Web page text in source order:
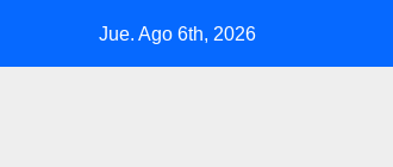
INAMEH presentó las Condiciones
Jue. Ago 6th, 2026